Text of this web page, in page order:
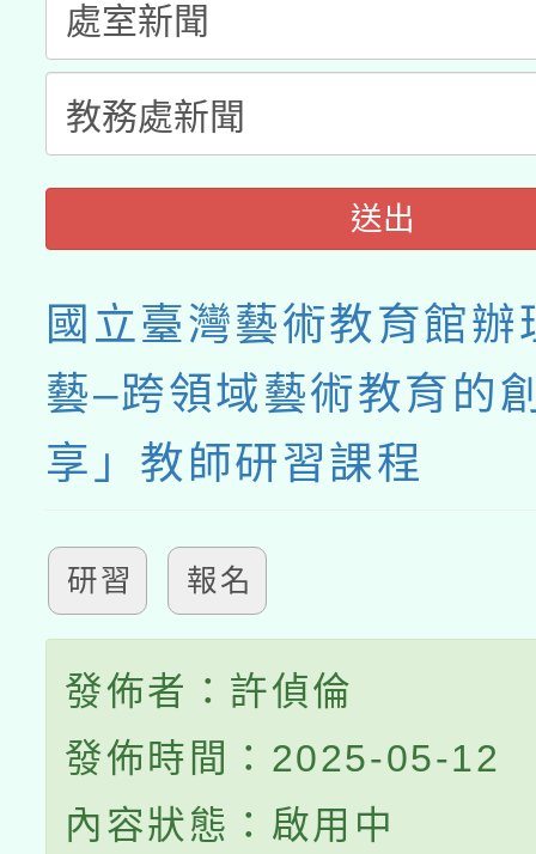
送出
國立臺灣藝術教育館辦
藝–跨領域藝術教育的
享」教師研習課程
研習 報名
發佈者：許偵倫
發佈時間：2025-05-12
內容狀態：啟用中